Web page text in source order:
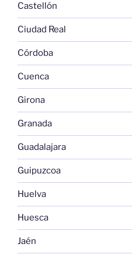
Castellón
Ciudad Real
Córdoba
Cuenca
Girona
Granada
Guadalajara
Guipuzcoa
Huelva
Huesca
Jaén